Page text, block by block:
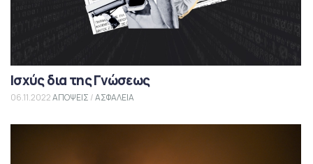
Ισχύς δια της Γνώσεως
06.11.2022ΑΠΟΨΕΙΣ /ΑΣΦΑΛΕΙΑ